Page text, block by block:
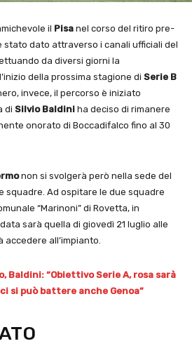
il Pisa nel corso del ritiro pre-
stato dato attraverso i canali ufficiali del
da diversi giorni la
della prossima stagione di Serie B
invece, il percorso è iniziato
di Silvio Baldini ha deciso di rimanere
onorato di Boccadifalco fino al 30
non si svolgerà però nella sede del
squadre. Ad ospitare le due squadre
“Marinoni” di Rovetta, in
sarà quella di giovedì 21 luglio alle
accedere all’impianto.
Baldini: “Obiettivo Serie A, rosa sarà
si può battere anche Genoa”